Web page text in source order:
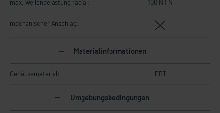
max. Wellenbelastung radial: 100 N 1 N
mechanischer Anschlag:
Materialinformationen
Gehäusematerial: PBT
Umgebungsbedingungen